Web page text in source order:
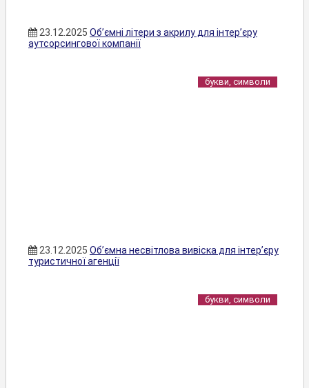
23.12.2025 Об’ємні літери з акрилу для інтер’єру
аутсорсингової компанії
букви, символи
23.12.2025 Об’ємна несвітлова вивіска для інтер’єру
туристичної агенції
букви, символи